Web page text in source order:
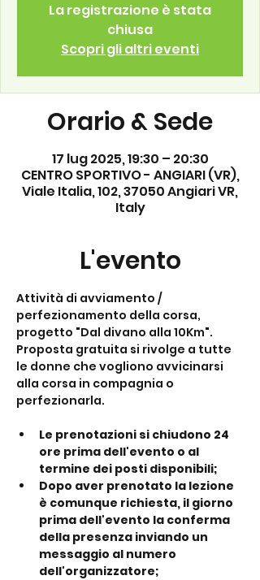
La registrazione è stata
chiusa
Scopri gli altri eventi
Orario & Sede
17 lug 2025, 19:30 – 20:30
CENTRO SPORTIVO - ANGIARI (VR),
Viale Italia, 102, 37050 Angiari VR,
Italy
L'evento
Attività di avviamento /
perfezionamento della corsa,
progetto "Dal divano alla 10Km".
Proposta gratuita si rivolge a tutte
le donne che vogliono avvicinarsi
alla corsa in compagnia o
perfezionarla.
Le prenotazioni si chiudono 24
ore prima dell'evento o al
termine dei posti disponibili;
Dopo aver prenotato la lezione
è comunque richiesta, il giorno
prima dell'evento la conferma
della presenza inviando un
messaggio al numero
dell'organizzatore;